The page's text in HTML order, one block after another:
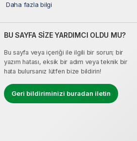
Daha fazla bilgi
BU SAYFA SİZE YARDIMCI OLDU MU?
Bu sayfa veya içeriği ile ilgili bir sorun; bir
yazım hatası, eksik bir adım veya teknik bir
hata bulursanız lütfen bize bildirin!
Geri bildiriminizi buradan iletin